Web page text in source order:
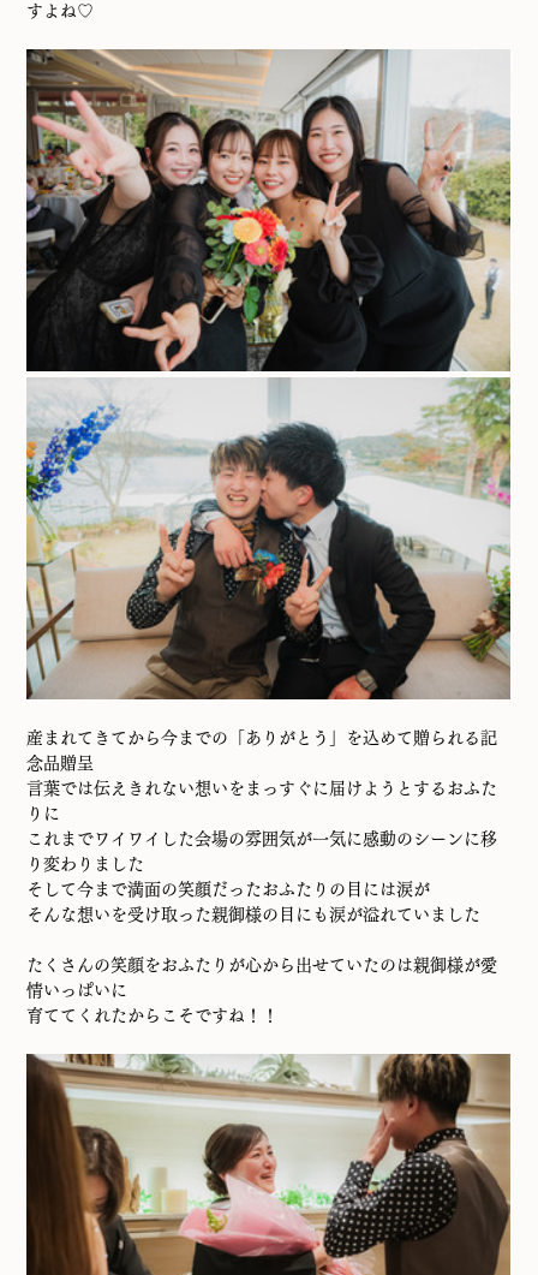
すよね♡
産まれてきてから今までの「ありがとう」を込めて贈られる記
念品贈呈
言葉では伝えきれない想いをまっすぐに届けようとするおふた
りに
これまでワイワイした会場の雰囲気が一気に感動のシーンに移
り変わりました
そして今まで満面の笑顔だったおふたりの目には涙が
そんな想いを受け取った親御様の目にも涙が溢れていました
たくさんの笑顔をおふたりが心から出せていたのは親御様が愛
情いっぱいに
育ててくれたからこそですね！！